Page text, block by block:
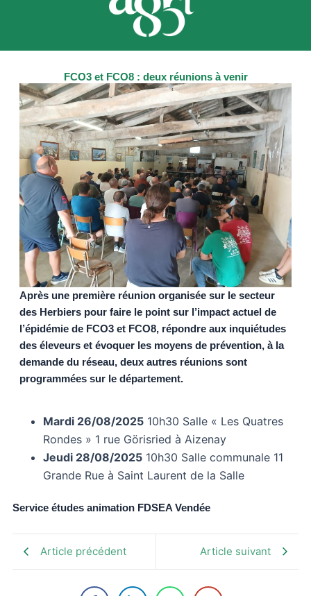
FCO3 et FCO8 : deux réunions à venir
Après une première réunion organisée sur le secteur
des Herbiers pour faire le point sur l’impact actuel de
l’épidémie de FCO3 et FCO8, répondre aux inquiétudes
des éleveurs et évoquer les moyens de prévention, à la
demande du réseau, deux autres réunions sont
programmées sur le département.
Mardi 26/08/202510h30 Salle « Les Quatres
Rondes » 1 rue Görisried à Aizenay
Jeudi 28/08/202510h30 Salle communale 11
Grande Rue à Saint Laurent de la Salle
Service études animation FDSEA Vendée
Article précédent Article suivant